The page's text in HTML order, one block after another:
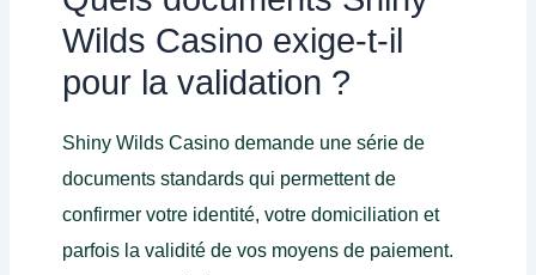
Wilds Casino exige-t-il
pour la validation ?
Shiny Wilds Casino demande une série de
documents standards qui permettent de
confirmer votre identité, votre domiciliation et
parfois la validité de vos moyens de paiement.